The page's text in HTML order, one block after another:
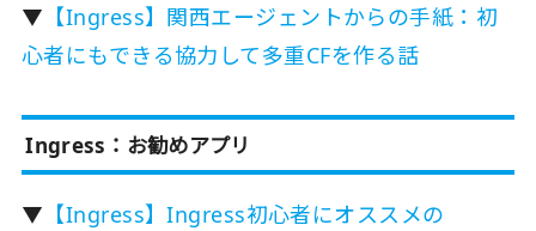
▼ 【Ingress】関西エージェントからの手紙：初
心者にもできる協力して多重CFを作る話
Ingress：お勧めアプリ
▼ 【Ingress】Ingress初心者にオススメの